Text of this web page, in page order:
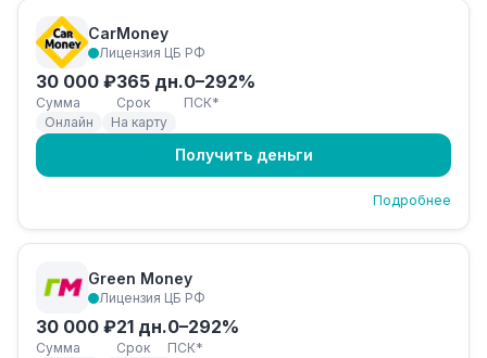
CarMoney
Лицензия ЦБ РФ
30 000 ₽
Сумма
365 дн.
Срок
0–292%
ПСК*
Онлайн
На карту
Получить деньги
Подробнее
Green Money
Лицензия ЦБ РФ
30 000 ₽
Сумма
21 дн.
Срок
0–292%
ПСК*